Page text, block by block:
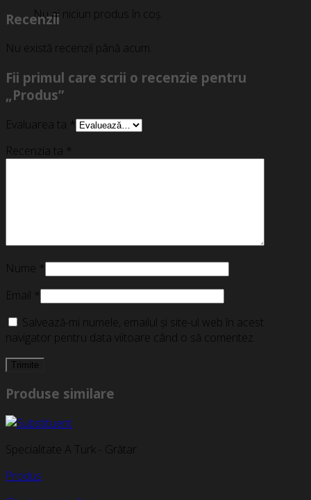
Nu ai niciun produs în coș.
Recenzii
Nu există recenzii până acum.
Fii primul care scrii o recenzie pentru
„Produs”
Evaluarea ta *
Recenzia ta *
Nume *
Email *
Salvează-mi numele, emailul și site-ul web în acest
navigator pentru data viitoare când o să comentez.
Produse similare
Specialitate A Turk - Grătar
Produs